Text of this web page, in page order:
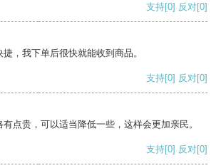
支持[0] 反对[0]
，我下单后很快就能收到商品。
支持[0] 反对[0]
点贵，可以适当降低一些，这样会更加亲民。
支持[0] 反对[0]